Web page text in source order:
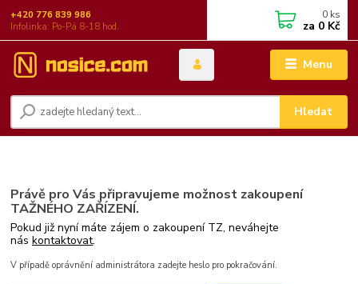
Menu
Hledat
+420 776 839 986
Infolinka: Po-Pá 8-18 hod.
0 ks
za 0 Kč
Právě pro Vás připravujeme možnost zakoupení
TAŽNÉHO ZAŘÍZENÍ.
Pokud již nyní máte zájem o zakoupení TZ, neváhejte
náskontaktovat.
V případě oprávnění administrátora zadejte heslo pro pokračování.